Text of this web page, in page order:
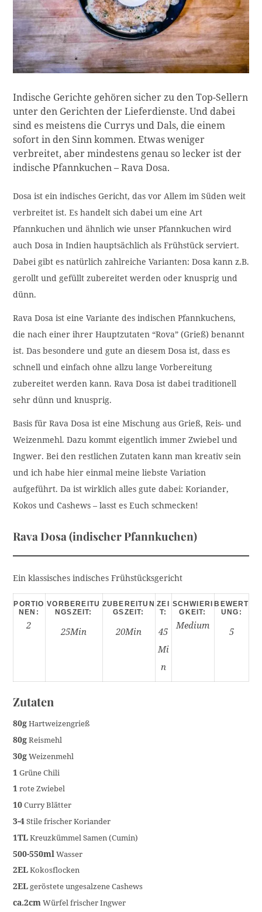
Indische Gerichte gehören sicher zu den Top-Sellern
unter den Gerichten der Lieferdienste. Und dabei
sind es meistens die Currys und Dals, die einem
sofort in den Sinn kommen. Etwas weniger
verbreitet, aber mindestens genau so lecker ist der
indische Pfannkuchen – Rava Dosa.
Dosa ist ein indisches Gericht, das vor Allem im Süden weit
verbreitet ist. Es handelt sich dabei um eine Art
Pfannkuchen und ähnlich wie unser Pfannkuchen wird
auch Dosa in Indien hauptsächlich als Frühstück serviert.
Dabei gibt es natürlich zahlreiche Varianten: Dosa kann z.B.
gerollt und gefüllt zubereitet werden oder knusprig und
dünn.
Rava Dosa ist eine Variante des indischen Pfannkuchens,
die nach einer ihrer Hauptzutaten “Rova” (Grieß) benannt
ist. Das besondere und gute an diesem Dosa ist, dass es
schnell und einfach ohne allzu lange Vorbereitung
zubereitet werden kann. Rava Dosa ist dabei traditionell
sehr dünn und knusprig.
Basis für Rava Dosa ist eine Mischung aus Grieß, Reis- und
Weizenmehl. Dazu kommt eigentlich immer Zwiebel und
Ingwer. Bei den restlichen Zutaten kann man kreativ sein
und ich habe hier einmal meine liebste Variation
aufgeführt. Da ist wirklich alles gute dabei: Koriander,
Kokos und Cashews – lasst es Euch schmecken!
Rava Dosa (indischer Pfannkuchen)
PORTIO
NEN:
2
VORBEREITU
NGSZEIT:
25Min
ZUBEREITUN
GSZEIT:
20Min
ZEI
T:
45
Mi
N
SCHWIERI
GKEIT:
Medium
BEWERT
UNG:
5
Ein klassisches indisches Frühstücksgericht
Zutaten
80gHartweizengrieß
80gReismehl
30gWeizenmehl
1 Grüne Chili
1 rote Zwiebel
10Curry Blätter
3-4Stile frischer Koriander
1TLKreuzkümmel Samen (Cumin)
500-550ml Wasser
2ELKokosflocken
2EL geröstete ungesalzene Cashews
ca.2cmWürfel frischer Ingwer